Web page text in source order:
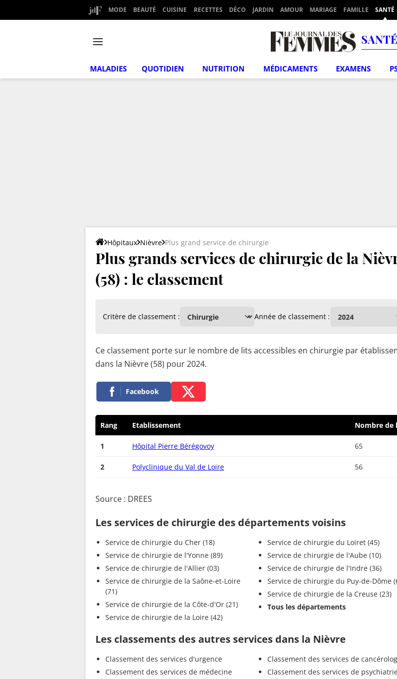
MODE BEAUTÉ CUISINE RECETTES DÉCO JARDIN AMOUR MARIAGE FAMILLE SANTÉ
SANTÉ
MALADIES QUOTIDIEN NUTRITION MÉDICAMENTS EXAMENS
Hôpitaux Nièvre Plus grand service de chirurgie
Plus grands services de chirurgie de la
(58) : le classement
Critère de classement : Année de classement :
Ce classement porte sur le nombre de lits accessibles en chirurgie par
dans la Nièvre (58) pour 2024.
Facebook
Rang Etablissement Nombre de
1 Hôpital Pierre Bérégovoy 65
2 Polyclinique du Val de Loire 56
Source : DREES
Les services de chirurgie des départements voisins
Service de chirurgie du Cher (18)
Service de chirurgie de l'Yonne (89)
Service de chirurgie de l'Allier (03)
Service de chirurgie de la Saône-et-Loire
(71)
Service de chirurgie de la Côte-d'Or (21)
Service de chirurgie de la Loire (42)
Service de chirurgie du Loiret (45)
Service de chirurgie de l'Aube (10)
Service de chirurgie de l'Indre (36)
Service de chirurgie du Puy-de-
Service de chirurgie de la Creuse (23)
Tous les départements
Les classements des autres services dans la Nièvre
Classement des services d'urgence
Classement des services de médecine
Classement des services de
Classement des services de